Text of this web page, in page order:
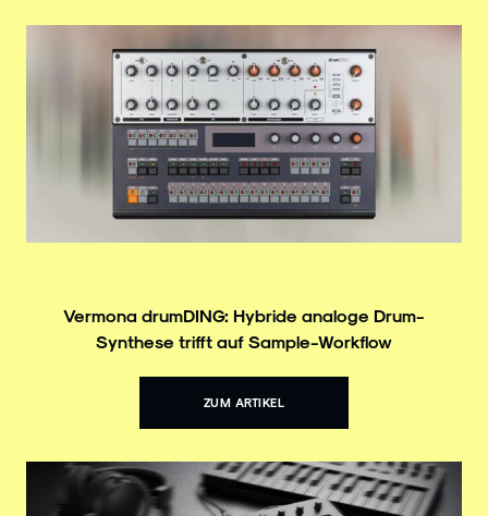
Vermona drumDING: Hybride analoge Drum-
Synthese trifft auf Sample-Workflow
ZUM ARTIKEL